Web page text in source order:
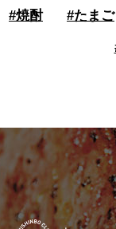
#焼酎 #たまご